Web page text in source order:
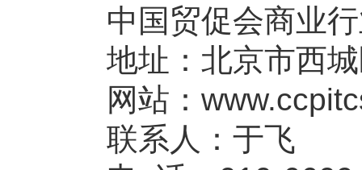
中国贸促会商业
地址：北京市西
网站：
联系人：于飞